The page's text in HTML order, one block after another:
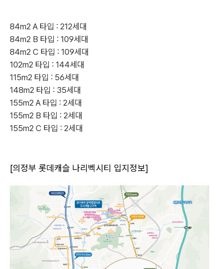
84m2 A 타입 : 212세대
84m2 B 타입 : 109세대
84m2 C 타입 : 109세대
102m2 타입 : 144세대
115m2 타입 : 56세대
148m2 타입 : 35세대
155m2 A 타입 : 2세대
155m2 B 타입 : 2세대
155m2 C 타입 : 2세대
[의정부 롯데캐슬 나리벡시티 입지정보]